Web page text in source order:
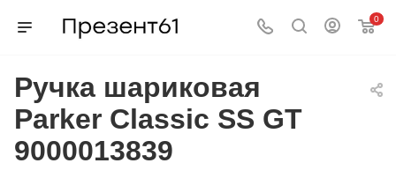
0
Ручка шариковая
Parker Classic SS GT
9000013839